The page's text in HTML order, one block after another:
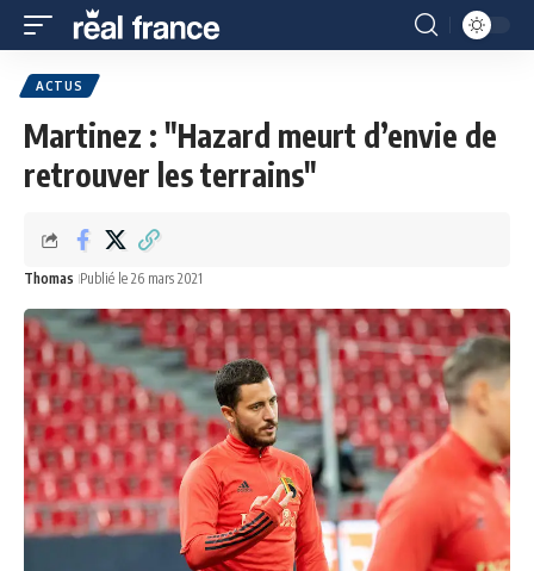
ACTUS
Martinez : "Hazard meurt d’envie de
retrouver les terrains"
Thomas Publié le 26 mars 2021